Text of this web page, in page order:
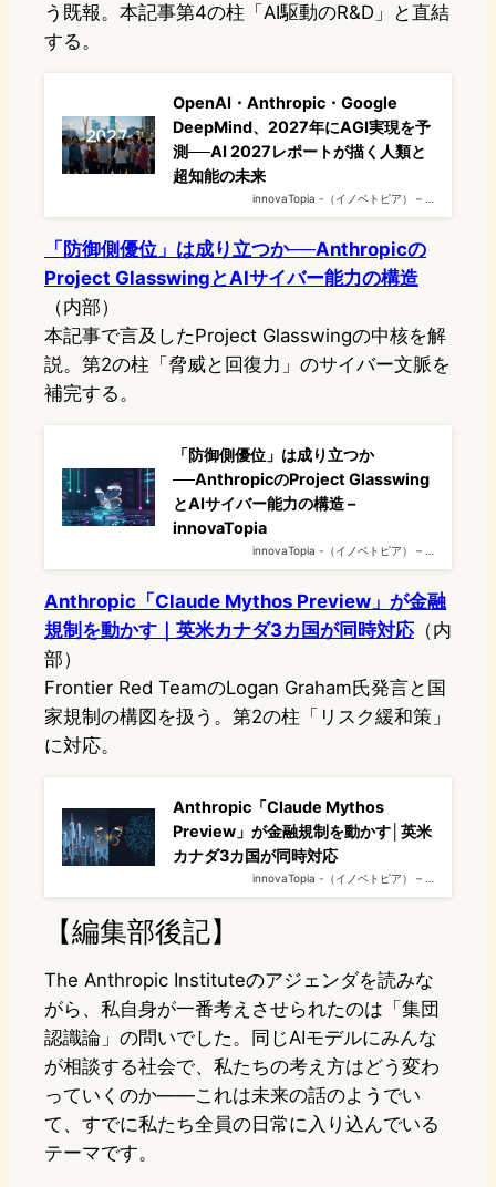
う既報。本記事第4の柱「AI駆動のR&D」と直結
する。
OpenAI・Anthropic・Google
DeepMind、2027年にAGI実現を予
測──AI 2027レポートが描く人類と
超知能の未来
innovaTopia -（イノベトピア） – …
「防御側優位」は成り立つか──Anthropicの
Project GlasswingとAIサイバー能力の構造
（内部）
本記事で言及したProject Glasswingの中核を解
説。第2の柱「脅威と回復力」のサイバー文脈を
補完する。
「防御側優位」は成り立つか
──AnthropicのProject Glasswing
とAIサイバー能力の構造 –
innovaTopia
innovaTopia -（イノベトピア） – …
Anthropic「Claude Mythos Preview」が金融
規制を動かす｜英米カナダ3カ国が同時対応（内
部）
Frontier Red TeamのLogan Graham氏発言と国
家規制の構図を扱う。第2の柱「リスク緩和策」
に対応。
Anthropic「Claude Mythos
Preview」が金融規制を動かす│英米
カナダ3カ国が同時対応
innovaTopia -（イノベトピア） – …
【編集部後記】
The Anthropic Instituteのアジェンダを読みな
がら、私自身が一番考えさせられたのは「集団
認識論」の問いでした。同じAIモデルにみんな
が相談する社会で、私たちの考え方はどう変わ
っていくのか——これは未来の話のようでい
て、すでに私たち全員の日常に入り込んでいる
テーマです。